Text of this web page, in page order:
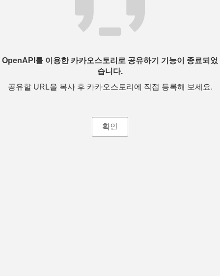
OpenAPI를 이용한 카카오스토리로 공유하기 기능이 종료되었
습니다.
공유할 URL을 복사 후 카카오스토리에 직접 등록해 보세요.
확인